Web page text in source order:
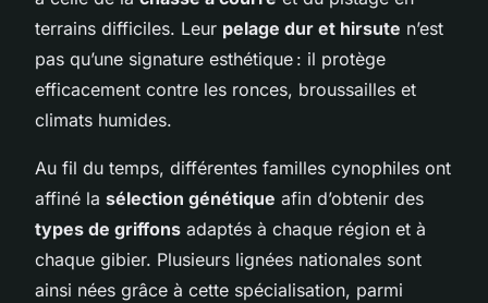
terrains difficiles. Leur pelage dur et hirsute n’est
pas qu’une signature esthétique : il protège
efficacement contre les ronces, broussailles et
climats humides.
Au fil du temps, différentes familles cynophiles ont
affiné la sélection génétique afin d’obtenir des
types de griffons adaptés à chaque région et à
chaque gibier. Plusieurs lignées nationales sont
ainsi nées grâce à cette spécialisation, parmi